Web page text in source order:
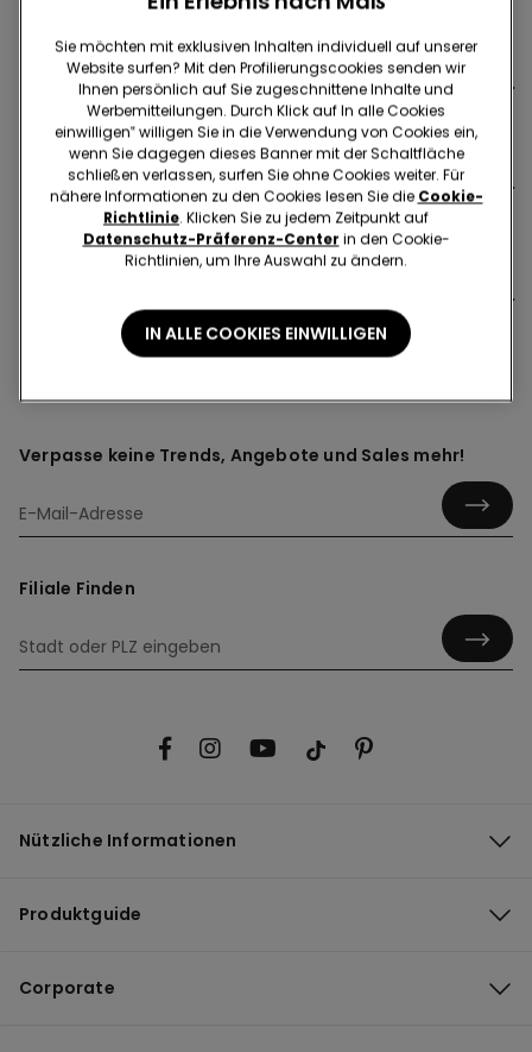
Was ist der Unterschied zwischen einem
Newsletter-Abonnement und einem Konto?
Kann ich mein Konto löschen?
Kann ich mich mit meinem Social-Media-Konto auf
persönlichen Daten einsehen?
Verpasse keine Trends, Angebote und Sales mehr!
Filiale Finden
Nützliche Informationen
Produktguide
Corporate
Sie möchten mit exklusiven Inhalten individuell auf unserer
Website surfen? Mit den Profilierungscookies senden wir
Ihnen persönlich auf Sie zugeschnittene Inhalte und
Werbemitteilungen. Durch Klick auf In alle Cookies
einwilligen‟ willigen Sie in die Verwendung von Cookies ein,
wenn Sie dagegen dieses Banner mit der Schaltfläche
schließen verlassen, surfen Sie ohne Cookies weiter. Für
nähere Informationen zu den Cookies lesen Sie die Cookie-
Richtlinie. Klicken Sie zu jedem Zeitpunkt auf
Datenschutz-Präferenz-Center in den Cookie-
Richtlinien, um Ihre Auswahl zu ändern.
IN ALLE COOKIES EINWILLIGEN